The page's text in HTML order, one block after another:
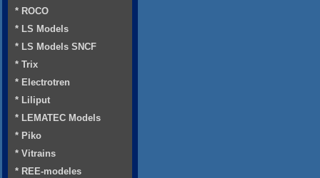
* ROCO
* LS Models
* LS Models SNCF
* Trix
* Electrotren
* Liliput
* LEMATEC Models
* Piko
* Vitrains
* REE-modeles